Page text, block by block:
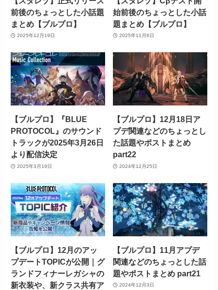
前後のちょっとした小話題
まとめ【ブルプロ】
2025年12月19日
始前後のちょっとした小話
題まとめ【ブルプロ】
2025年11月6日
【ブルプロ】『BLUE
PROTOCOL』のサウンド
トラックが2025年3月26日
より配信決定
2025年3月19日
【ブルプロ】12月18日ア
プデ関連などのちょっとし
た話題やポストまとめ
part22
2024年12月25日
【ブルプロ】12月のアッ
プデートTOPICが公開｜グ
ランドフィナーレガシャの
新衣装や、新クラス共有ア
【ブルプロ】11月アプデ
関連などのちょっとした話
題やポストまとめ part21
2024年12月3日